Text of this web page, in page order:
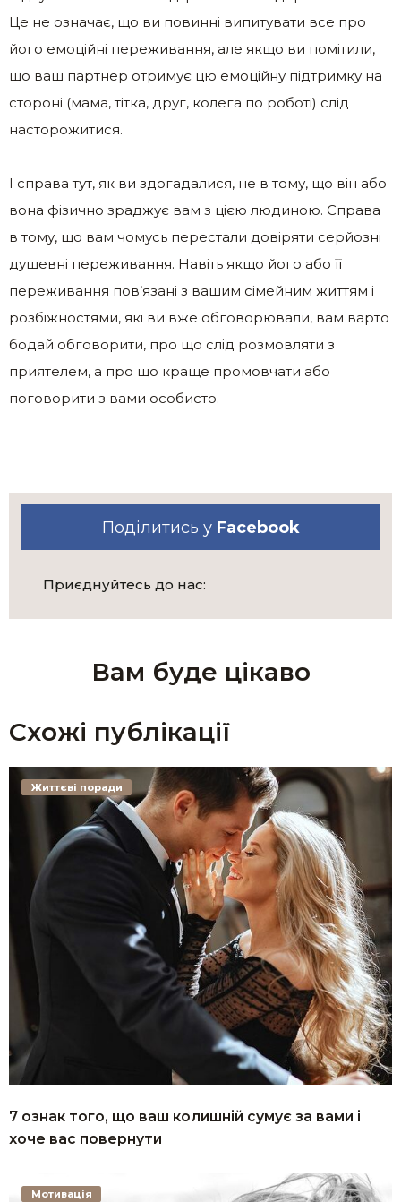
Це не означає, що ви повинні випитувати все про
його емоційні переживання, але якщо ви помітили,
що ваш партнер отримує цю емоційну підтримку на
стороні (мама, тітка, друг, колега по роботі) слід
насторожитися.
І справа тут, як ви здогадалися, не в тому, що він або
вона фізично зраджує вам з цією людиною. Справа
в тому, що вам чомусь перестали довіряти серйозні
душевні переживання. Навіть якщо його або її
переживання пов’язані з вашим сімейним життям і
розбіжностями, які ви вже обговорювали, вам варто
бодай обговорити, про що слід розмовляти з
приятелем, а про що краще промовчати або
поговорити з вами особисто.
Поділитись у Facebook
Приєднуйтесь до нас:
Вам буде цікаво
Схожі публікації
7 ознак того, що ваш колишній сумує за вами і
хоче вас повернути
Життєві поради
Мотивація